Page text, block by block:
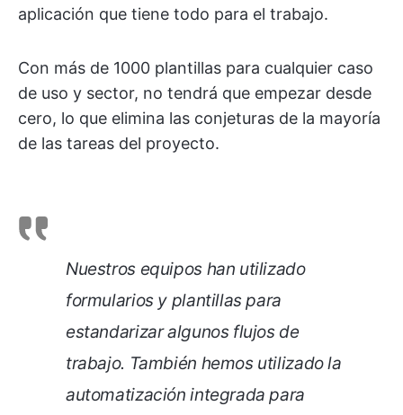
aplicación que tiene todo para el trabajo.
Con más de 1000 plantillas para cualquier caso
de uso y sector, no tendrá que empezar desde
cero, lo que elimina las conjeturas de la mayoría
de las tareas del proyecto.
Nuestros equipos han utilizado
formularios y plantillas para
estandarizar algunos flujos de
trabajo. También hemos utilizado la
automatización integrada para